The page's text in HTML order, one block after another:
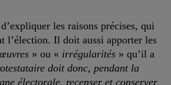
les raisons précises, qui
l’élection. Il doit aussi apporter les
» ou « irrégularités » qu’il a
doit donc, pendant la
électorale, recenser et conserver